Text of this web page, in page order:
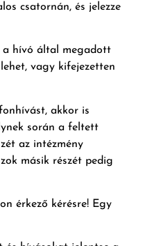
csatornán, és jelezze
a hívó által megadott
vagy kifejezetten
akkor is
során a feltett
az intézmény
másik részét pedig
érkező kérésre! Egy